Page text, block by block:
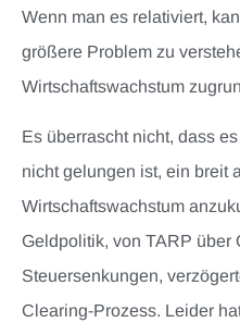
Wenn man es relativiert,
größere Problem zu
Wirtschaftswachstum
Es überrascht nicht, dass
nicht gelungen ist, ein breit
Wirtschaftswachstum
Geldpolitik, von TARP über
Steuersenkungen,
Clearing-Prozess. Leider